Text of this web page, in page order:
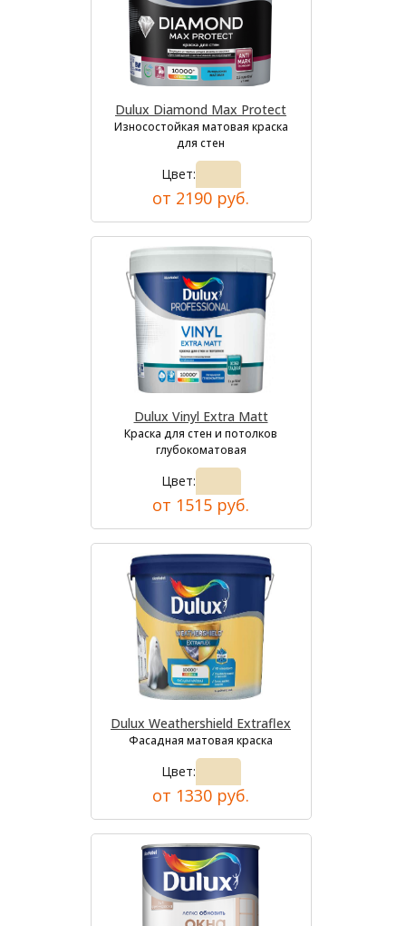
Dulux Diamond Max Protect
Износостойкая матовая краска
для стен
Цвет:
от 2190 руб.
Dulux Vinyl Extra Matt
Краска для стен и потолков
глубокоматовая
Цвет:
от 1515 руб.
Dulux Weathershield Extraflex
Фасадная матовая краска
Цвет:
от 1330 руб.